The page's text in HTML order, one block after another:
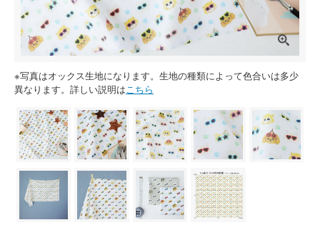
※写真はオックス生地になります。生地の種類によって色合いは多少
異なります。詳しい説明はこちら